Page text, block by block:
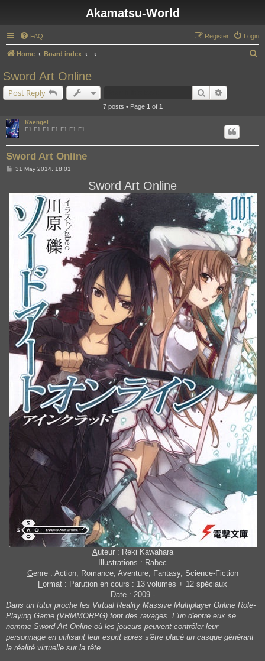
Akamatsu-World
FAQ Login
Register
Home Board index
Sword Art Online
Post Reply Search
7 posts • Page 1 of 1
Kaengel
F1 F1 F1 F1 F1 F1 F1
Sword Art Online
P31 May 2014, 18:01
Sword Art Online
Auteur : Reki Kawahara
llustrations : Rabec
Genre : Action, Romance, Aventure, Fantasy, Science-Fiction
Format : Parution en cours : 13 volumes + 12 spéciaux
Date : 2009 -
Dans un futur proche les Virtual Reality Massive Multiplayer Online Role-
Playing Game (VRMMORPG) font des ravages. L'un d'entre eux se
nomme Sword Art Online où les joueurs peuvent contrôler leur
personnage en utilisant leur esprit après s'être placé un casque générant
la réalité virtuelle sur la tête.